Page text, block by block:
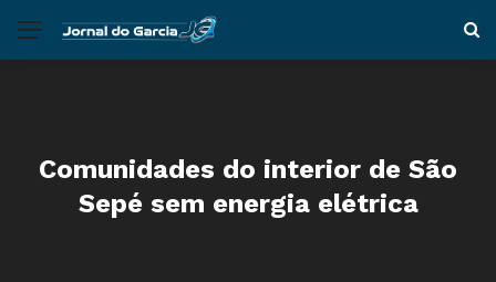
Comunidades do interior de São
Sepé sem energia elétrica